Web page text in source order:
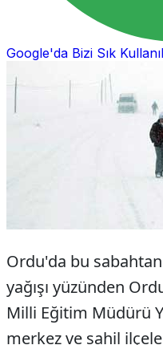
Google'da Bizi Sık
Ordu'da bu
yağışı yüzünden
Milli Eğitim Müdürü
merkez ve sahil